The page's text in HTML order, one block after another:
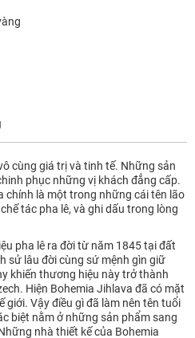
cùng giá trị và tinh tế. Những sản
phục những vị khách đẳng cấp.
chính là một trong những cái tên lão
tác pha lê, và ghi dấu trong lòng
pha lê ra đời từ năm 1845 tại đất
sử lâu đời cùng sứ mệnh gìn giữ
khiến thương hiệu này trở thành
Hiện Bohemia Jihlava đã có mặt
giới. Vậy điều gì đã làm nên tên tuổi
biệt nằm ở những sản phẩm sang
nhà thiết kế của Bohemia